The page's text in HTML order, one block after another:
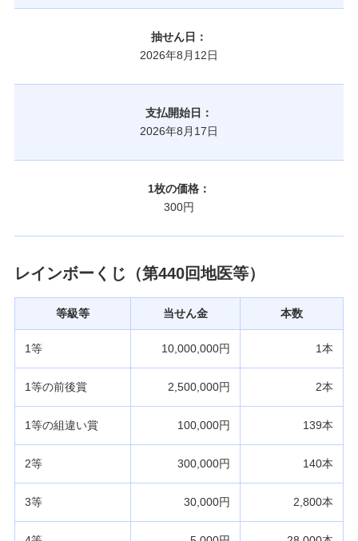
抽せん日：
2026年8月12日
支払開始日：
2026年8月17日
1枚の価格：
300円
レインボーくじ（第440回地医等）
等級等 当せん金 本数
1等 10,000,000円 1本
1等の前後賞 2,500,000円 2本
1等の組違い賞 100,000円 139本
2等 300,000円 140本
3等 30,000円 2,800本